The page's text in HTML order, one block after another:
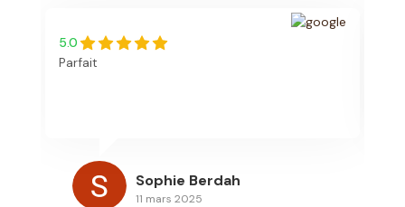
5.0
Parfait
Sophie Berdah
11 mars 2025